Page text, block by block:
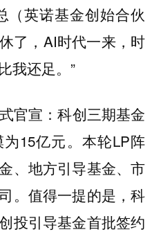
（英诺基金创始合伙
了，AI时代一来，时
我还足。”
官宣：科创三期基金
15亿元。本轮LP阵
、地方引导基金、市
。值得一提的是，科
投引导基金首批签约